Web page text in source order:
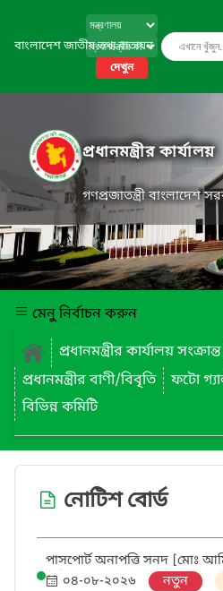
বাংলাদেশ জাতীয় তথ্য বাতায়ন
দেখুন
প্রধানমন্ত্রীর কার্যালয়
গণপ্রজাতন্ত্রী বাংলাদেশ
মেনু নির্বাচন করুন
প্রধানমন্ত্রীর কার্যালয় সংক্রান্ত
প্রধানমন্ত্রীর বাণী/বিবৃতি
ফটো
বিভিন্ন কমিটি
নোটিশ বোর্ড
পাসপোর্ট অনাপত্তি সনদ [মোঃ
গাড়িচালক] - ৭১৪, তারিখ :
০৪-০৮-২০২৬ নতুন